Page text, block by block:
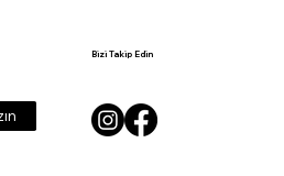
Bizi Takip Edin